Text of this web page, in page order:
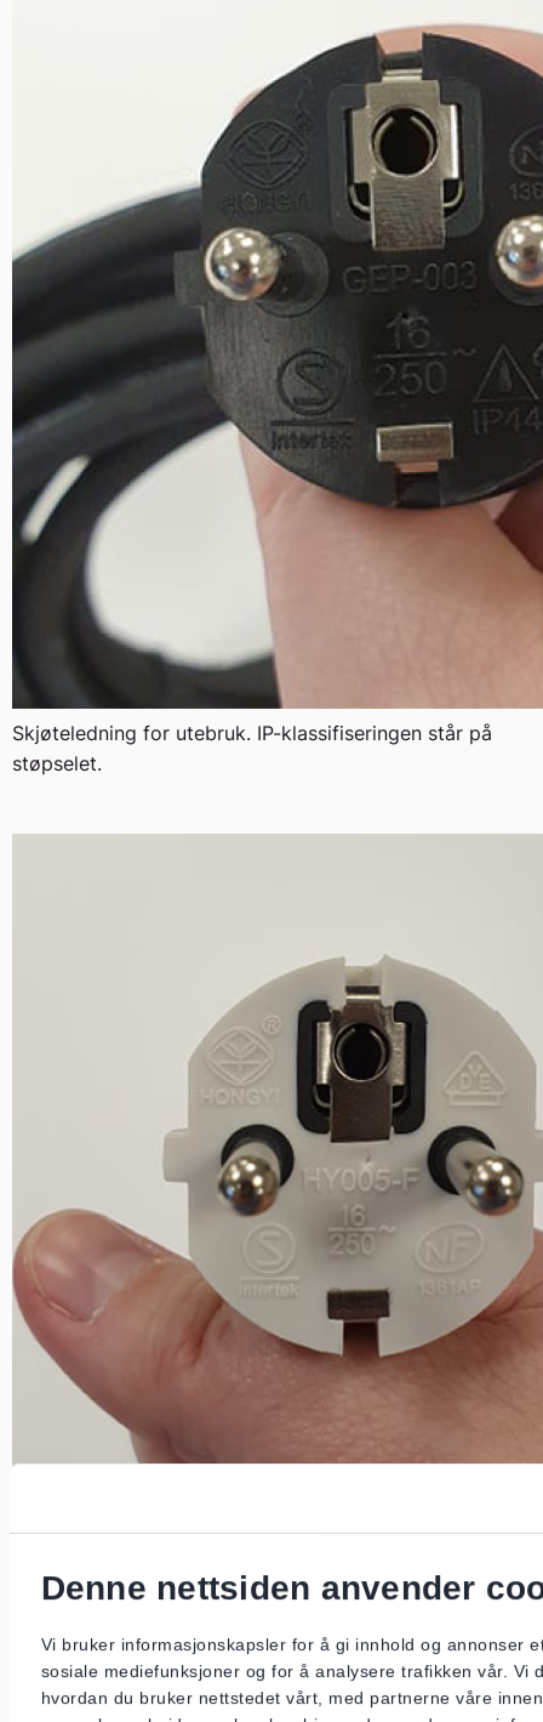
Denne nettsiden anvender
Vi bruker informasjonskapsler for å gi innhold og annonser
sosiale mediefunksjoner og for å analysere trafikken vår. Vi
hvordan du bruker nettstedet vårt, med partnerne våre
Skjøteledning for utebruk. IP-klassifiseringen står på
støpselet.
Skjøteledning for innebruk. IP-klassifiseringen står ikke
ikke bruke produktet ute!